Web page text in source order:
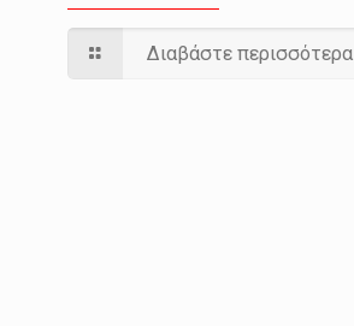
Διαβάστε περισσότερα